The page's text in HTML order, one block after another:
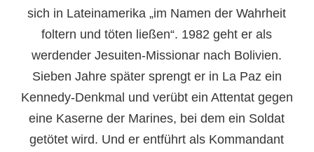
sich in Lateinamerika „im Namen der Wahrheit
foltern und töten ließen“. 1982 geht er als
werdender Jesuiten-Missionar nach Bolivien.
Sieben Jahre später sprengt er in La Paz ein
Kennedy-Denkmal und verübt ein Attentat gegen
eine Kaserne der Marines, bei dem ein Soldat
getötet wird. Und er entführt als Kommandant